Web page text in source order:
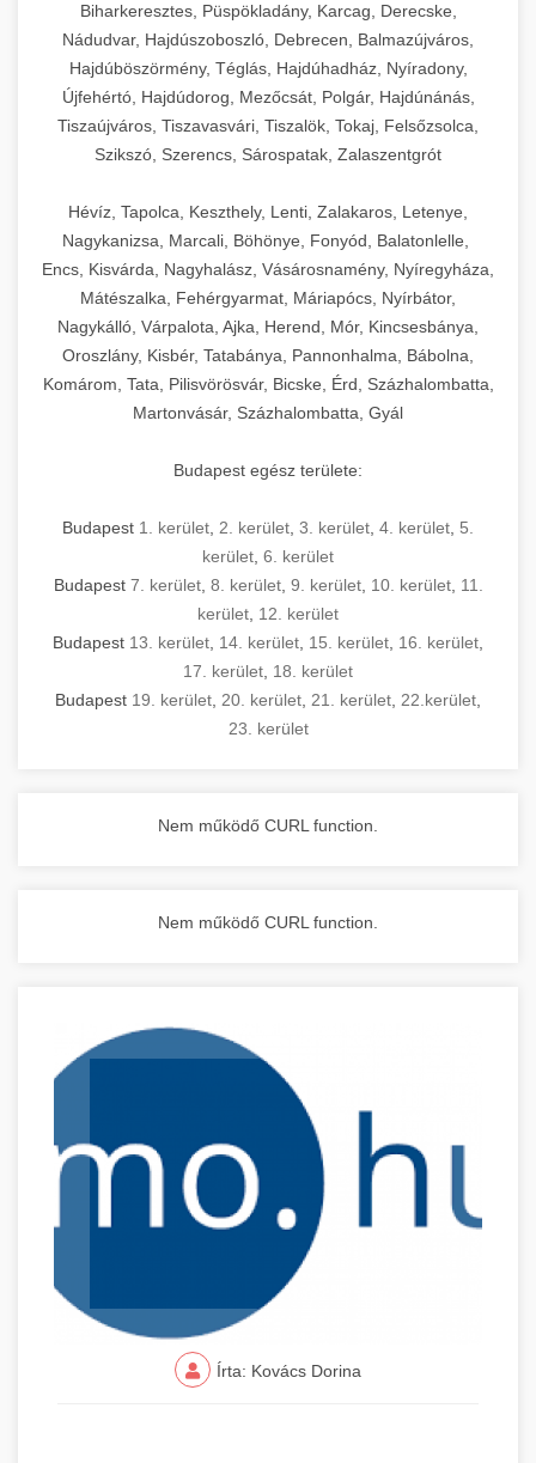
Biharkeresztes, Püspökladány, Karcag, Derecske,
Nádudvar, Hajdúszoboszló, Debrecen, Balmazújváros,
Hajdúböszörmény, Téglás, Hajdúhadház, Nyíradony,
Újfehértó, Hajdúdorog, Mezőcsát, Polgár, Hajdúnánás,
Tiszaújváros, Tiszavasvári, Tiszalök, Tokaj, Felsőzsolca,
Szikszó, Szerencs, Sárospatak, Zalaszentgrót
Hévíz, Tapolca, Keszthely, Lenti, Zalakaros, Letenye,
Nagykanizsa, Marcali, Böhönye, Fonyód, Balatonlelle,
Encs, Kisvárda, Nagyhalász, Vásárosnamény, Nyíregyháza,
Mátészalka, Fehérgyarmat, Máriapócs, Nyírbátor,
Nagykálló, Várpalota, Ajka, Herend, Mór, Kincsesbánya,
Oroszlány, Kisbér, Tatabánya, Pannonhalma, Bábolna,
Komárom, Tata, Pilisvörösvár, Bicske, Érd, Százhalombatta,
Martonvásár, Százhalombatta, Gyál
Budapest egész területe:
Budapest 1. kerület 2. kerület 3. kerület 4. kerület 5.
kerület 6. kerület
Budapest 7. kerület, 8. kerület, 9. kerület, 10. kerület, 11.
kerület 12. kerület
Budapest 13. kerület 14. kerület 15. kerület 16. kerület
17. kerület 18. kerület
Budapest 19. kerület 20. kerület 21. kerület 22.kerület
23. kerület
Nem működő CURL function.
Nem működő CURL function.
Írta: Kovács Dorina